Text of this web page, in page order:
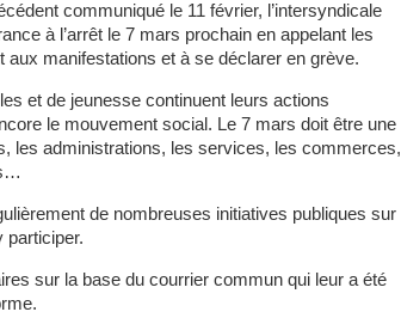
communiqué le 11 février, l’intersyndicale
à l’arrêt le 7 mars prochain en appelant les
manifestations et à se déclarer en grève.
et de jeunesse continuent leurs actions
le mouvement social. Le 7 mars doit être une
les administrations, les services, les commerces,
de nombreuses initiatives publiques sur
participer.
sur la base du courrier commun qui leur a été